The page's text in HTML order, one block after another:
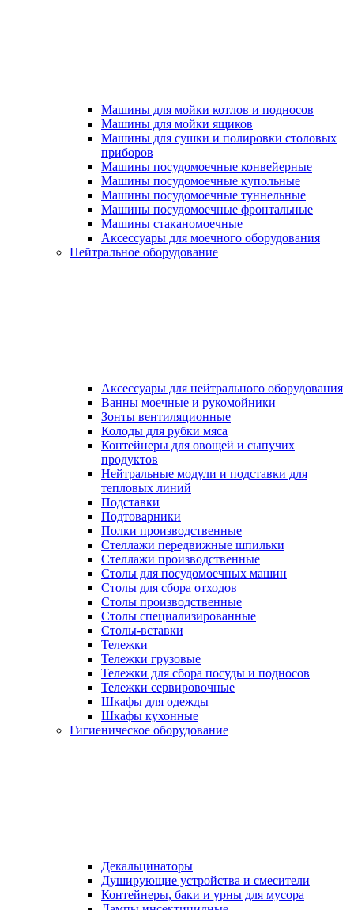
Машины для мойки котлов и подносов
Машины для мойки ящиков
Машины для сушки и полировки столовых
приборов
Машины посудомоечные конвейерные
Машины посудомоечные купольные
Машины посудомоечные туннельные
Машины посудомоечные фронтальные
Машины стаканомоечные
Аксессуары для моечного оборудования
Нейтральное оборудование
Аксессуары для нейтрального оборудования
Ванны моечные и рукомойники
Зонты вентиляционные
Колоды для рубки мяса
Контейнеры для овощей и сыпучих
продуктов
Нейтральные модули и подставки для
тепловых линий
Подставки
Подтоварники
Полки производственные
Стеллажи передвижные шпильки
Стеллажи производственные
Столы для посудомоечных машин
Столы для сбора отходов
Столы производственные
Столы специализированные
Столы-вставки
Тележки
Тележки грузовые
Тележки для сбора посуды и подносов
Тележки сервировочные
Шкафы для одежды
Шкафы кухонные
Гигиеническое оборудование
Декальцинаторы
Душирующие устройства и смесители
Контейнеры, баки и урны для мусора